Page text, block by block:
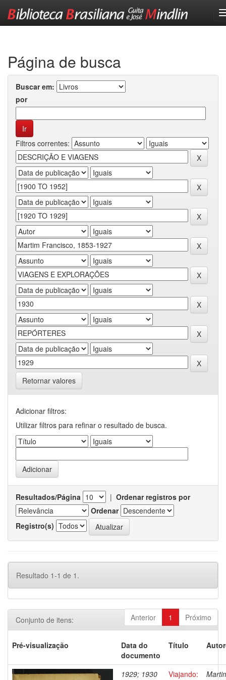
Página de busca
Buscar em:
por
Filtros correntes:
Retornar valores
Adicionar filtros:
Utilizar filtros para refinar o resultado de busca.
Resultados/Página | Ordenar registros por
Ordenar
Registro(s)
Resultado 1-1 de 1.
Anterior 1 Próximo
Conjunto de itens:
Pré-visualização
Data do
documento
Título
1929; 1930
Viajando: